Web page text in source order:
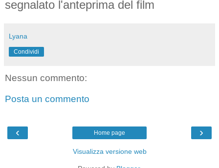
segnalato l'anteprima del film
Lyana
Condividi
Nessun commento:
Posta un commento
‹ ›
Home page
Visualizza versione web